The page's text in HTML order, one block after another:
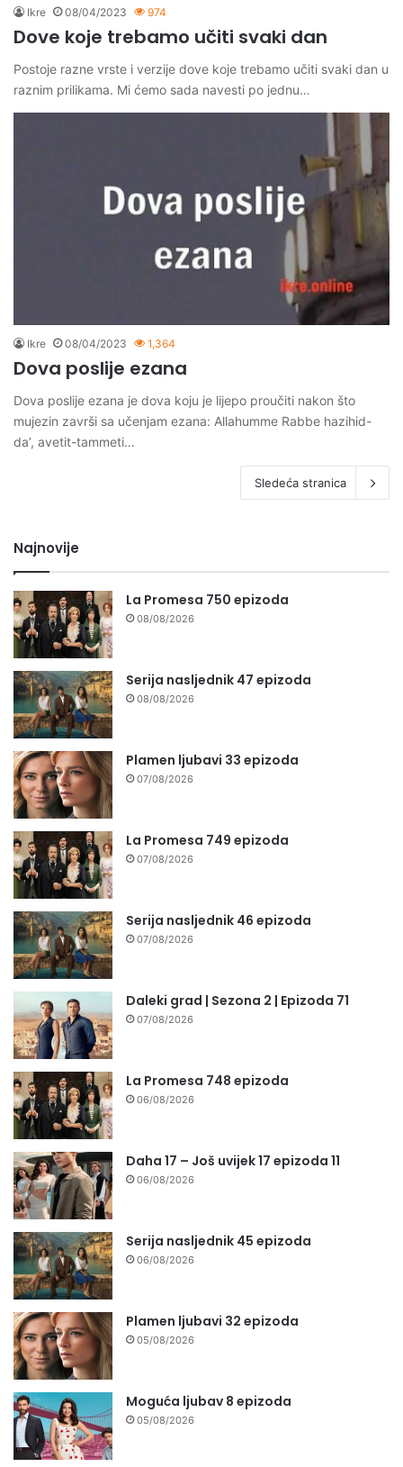
Ikre 08/04/2023 974
Dove koje trebamo učiti svaki dan
Postoje razne vrste i verzije dove koje trebamo učiti svaki dan u
raznim prilikama. Mi ćemo sada navesti po jednu…
Ikre 08/04/2023 1,364
Dova poslije ezana
Dova poslije ezana je dova koju je lijepo proučiti nakon što
mujezin završi sa učenjam ezana: Allahumme Rabbe hazihid-
da’, avetit-tammeti…
Sledeća stranica
Najnovije
La Promesa 750 epizoda
08/08/2026
Serija nasljednik 47 epizoda
08/08/2026
Plamen ljubavi 33 epizoda
07/08/2026
La Promesa 749 epizoda
07/08/2026
Serija nasljednik 46 epizoda
07/08/2026
Daleki grad | Sezona 2 | Epizoda 71
07/08/2026
La Promesa 748 epizoda
06/08/2026
Daha 17 – Još uvijek 17 epizoda 11
06/08/2026
Serija nasljednik 45 epizoda
06/08/2026
Plamen ljubavi 32 epizoda
05/08/2026
Moguća ljubav 8 epizoda
05/08/2026